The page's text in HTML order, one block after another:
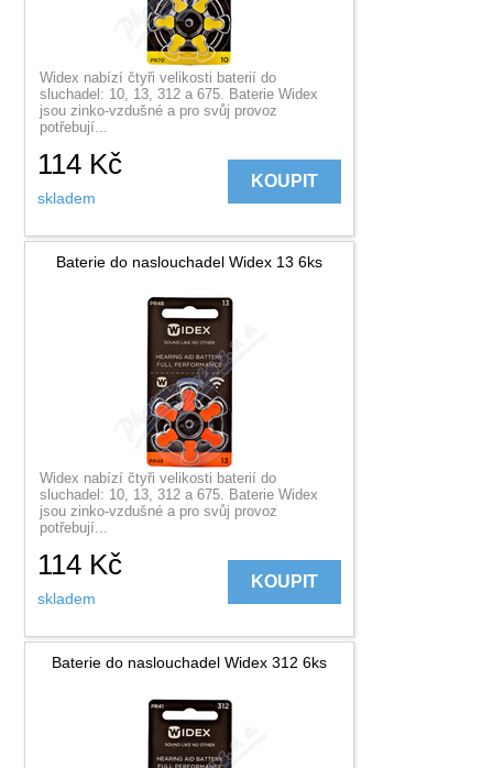
Widex nabízí čtyři velikosti baterií do
sluchadel: 10, 13, 312 a 675. Baterie Widex
jsou zinko-vzdušné a pro svůj provoz
potřebují...
114 Kč
skladem
KOUPIT
Baterie do naslouchadel Widex 13 6ks
Widex nabízí čtyři velikosti baterií do
sluchadel: 10, 13, 312 a 675. Baterie Widex
jsou zinko-vzdušné a pro svůj provoz
potřebují...
114 Kč
skladem
KOUPIT
Baterie do naslouchadel Widex 312 6ks